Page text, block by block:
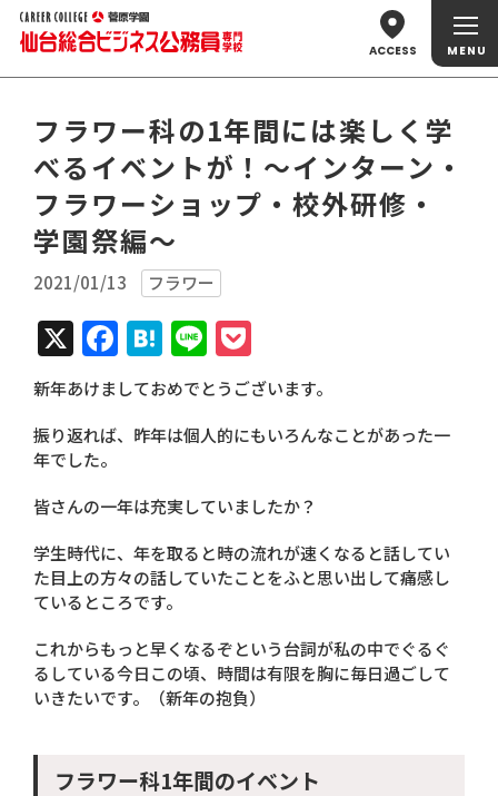
ACCESS
フラワー科の1年間には楽しく学
べるイベントが！～インターン・
フラワーショップ・校外研修・
学園祭編～
2021/01/13 フラワー
X Facebook
Hatena
Line
新年あけましておめでとうございます。
振り返れば、昨年は個人的にもいろんなことがあった一
年でした。
皆さんの一年は充実していましたか？
学生時代に、年を取ると時の流れが速くなると話してい
た目上の方々の話していたことをふと思い出して痛感し
ているところです。
これからもっと早くなるぞという台詞が私の中でぐるぐ
るしている今日この頃、時間は有限を胸に毎日過ごして
いきたいです。（新年の抱負）
フラワー科1年間のイベント